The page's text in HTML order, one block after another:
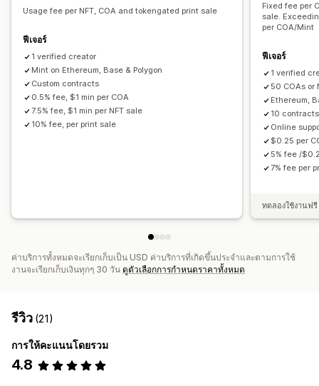
Usage fee per NFT, COA and tokengated print sale
ฟีเจอร์
1 verified creator
Mint on Ethereum, Base & Polygon
Custom contracts
0.5% fee, $1 min per COA
7.5% fee, $1 min per NFT sale
10% fee, per print sale
Fixed fee per
sale.
per COA/Mint
ฟีเจอร์
1 verified
50 COAs or
Ethereum,
10
Online
$0.25 per
5% fee /
7% fee per
ทดลองใช้งานฟ
ค่าบริการทั้งหมดจะเรียกเก็บเป็น USD ค่าบริการที่เกิดขึ้นประจำและตามการใช้
งานจะเรียกเก็บเงินทุกๆ 30 วัน ดูตัวเลือกการกำหนดราคาทั้งหมด
รีวิว (21)
การให้คะแนนโดยรวม
4.8